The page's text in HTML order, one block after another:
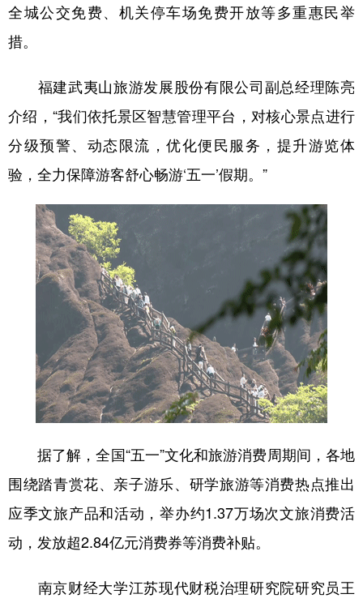
全城公交免费、机关停车场免费开放等多重惠民举
措。
福建武夷山旅游发展股份有限公司副总经理陈亮
介绍，“我们依托景区智慧管理平台，对核心景点进行
分级预警、动态限流，优化便民服务，提升游览体
验，全力保障游客舒心畅游‘五一’假期。”
据了解，全国“五一”文化和旅游消费周期间，各地
围绕踏青赏花、亲子游乐、研学旅游等消费热点推出
应季文旅产品和活动，举办约1.37万场次文旅消费活
动，发放超2.84亿元消费券等消费补贴。
南京财经大学江苏现代财税治理研究院研究员王